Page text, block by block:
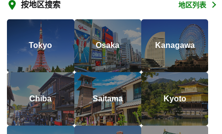
按地区搜索 地区列表
Tokyo Osaka Kanagawa
Chiba Saitama Kyoto